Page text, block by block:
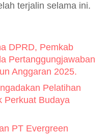
terjalin selama ini.
DPRD, Pemkab
Pertanggungjawaban
Anggaran 2025.
Pelatihan
Perkuat Budaya
PT Evergreen